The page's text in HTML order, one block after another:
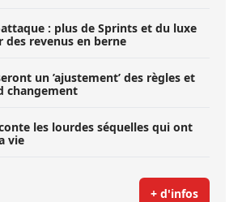
: plus de Sprints et du luxe
des revenus en berne
un ’ajustement’ des règles et
changement
les lourdes séquelles qui ont
vie
+ d'infos